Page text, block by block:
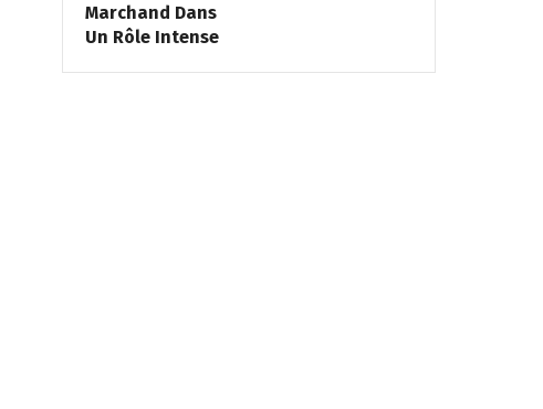
Marchand Dans
Un Rôle Intense